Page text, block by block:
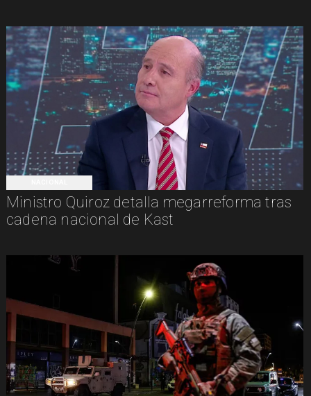
Ministro Quiroz detalla megarreforma tras
cadena nacional de Kast